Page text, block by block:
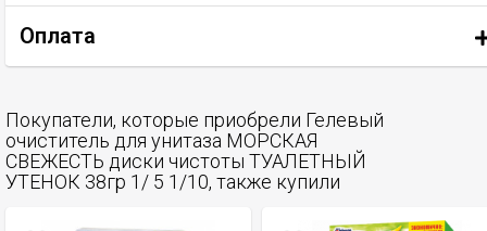
Оплата
Покупатели, которые приобрели Гелевый
очиститель для унитаза МОРСКАЯ
СВЕЖЕСТЬ диски чистоты ТУАЛЕТНЫЙ
УТЕНОК 38гр 1/ 5 1/10, также купили